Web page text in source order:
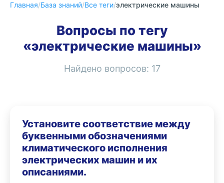
Главная/База знаний/Все теги/электрические машины
Вопросы по тегу
«электрические машины»
Найдено вопросов: 17
Установите соответствие между
буквенными обозначениями
климатического исполнения
электрических машин и их
описаниями.